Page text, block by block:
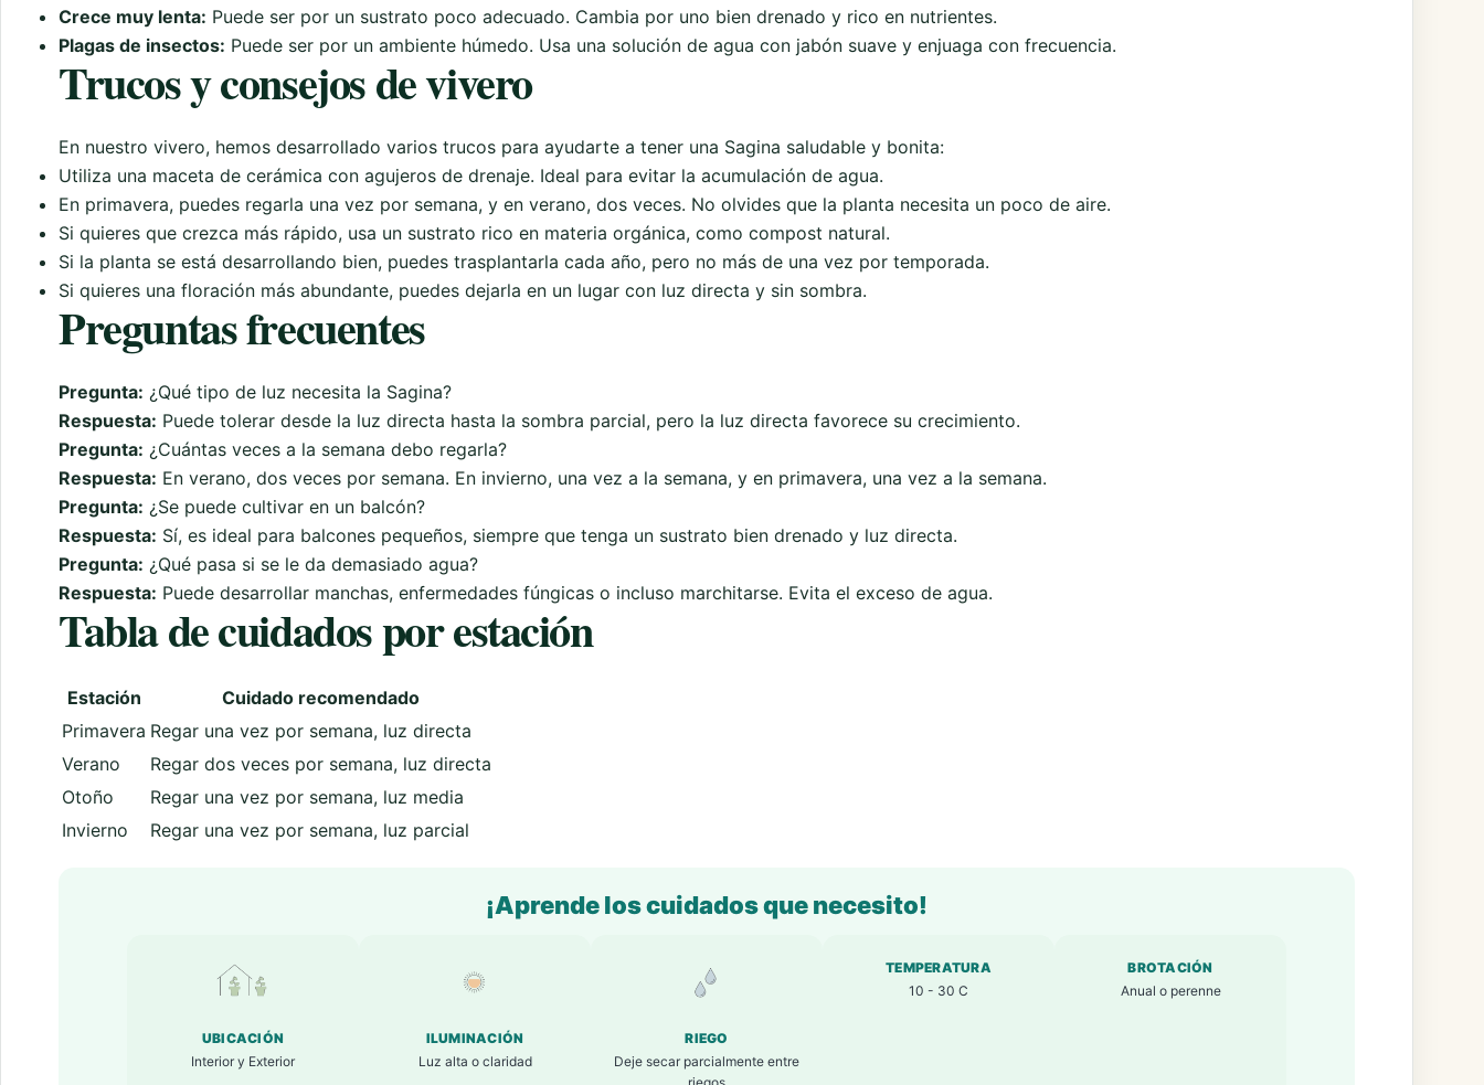
Crece muy lenta: Puede ser por un sustrato poco adecuado. Cambia por uno bien drenado y rico en nutrientes.
Plagas de insectos: Puede ser por un ambiente húmedo. Usa una solución de agua con jabón suave y enjuaga con frecuencia.
Trucos y consejos de vivero
En nuestro vivero, hemos desarrollado varios trucos para ayudarte a tener una Sagina saludable y bonita:
Utiliza una maceta de cerámica con agujeros de drenaje. Ideal para evitar la acumulación de agua.
En primavera, puedes regarla una vez por semana, y en verano, dos veces. No olvides que la planta necesita un poco de aire.
Si quieres que crezca más rápido, usa un sustrato rico en materia orgánica, como compost natural.
Si la planta se está desarrollando bien, puedes trasplantarla cada año, pero no más de una vez por temporada.
Si quieres una floración más abundante, puedes dejarla en un lugar con luz directa y sin sombra.
Preguntas frecuentes
Pregunta: ¿Qué tipo de luz necesita la Sagina?
Respuesta: Puede tolerar desde la luz directa hasta la sombra parcial, pero la luz directa favorece su crecimiento.
Pregunta: ¿Cuántas veces a la semana debo regarla?
Respuesta: En verano, dos veces por semana. En invierno, una vez a la semana, y en primavera, una vez a la semana.
Pregunta: ¿Se puede cultivar en un balcón?
Respuesta: Sí, es ideal para balcones pequeños, siempre que tenga un sustrato bien drenado y luz directa.
Pregunta: ¿Qué pasa si se le da demasiado agua?
Respuesta: Puede desarrollar manchas, enfermedades fúngicas o incluso marchitarse. Evita el exceso de agua.
Tabla de cuidados por estación
Estación
Cuidado recomendado
Primavera Regar una vez por semana, luz directa
Verano
Regar dos veces por semana, luz directa
Otoño
Regar una vez por semana, luz media
Invierno
Regar una vez por semana, luz parcial
¡Aprende los cuidados que necesito!
UBICACIÓN
Interior y Exterior
ILUMINACIÓN
Luz alta o claridad
RIEGO
Deje secar parcialmente entre
TEMPERATURA
10 - 30 C
BROTACIÓN
Anual o perenne